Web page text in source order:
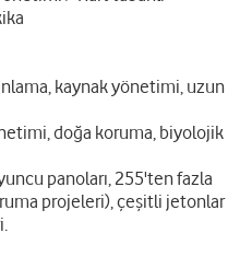
kaynak yönetimi, uzun
doğa koruma, biyolojik
panoları, 255'ten fazla
projeleri), çeşitli jetonlar